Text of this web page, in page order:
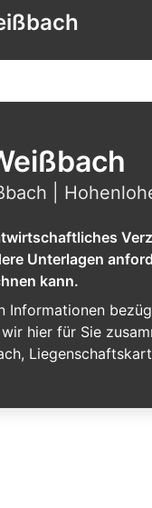
|
Unterlagen
kann.
Informationen
hier für Sie